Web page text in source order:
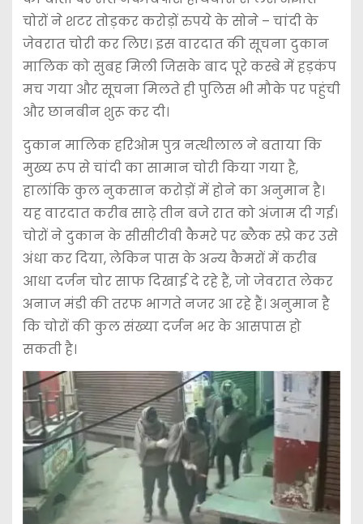
चोरों ने शटर तोड़कर करोड़ों रुपये के सोने – चांदी के
जेवरात चोरी कर लिए। इस वारदात की सूचना दुकान
मालिक को सुबह मिली जिसके बाद पूरे कस्बे में हड़कंप
मच गया और सूचना मिलते ही पुलिस भी मौके पर पहुंची
और छानबीन शुरू कर दी।
दुकान मालिक हरिओम पुत्र नत्थीलाल ने बताया कि
मुख्य रूप से चांदी का सामान चोरी किया गया है,
हालांकि कुल नुकसान करोड़ों में होने का अनुमान है।
यह वारदात करीब साढ़े तीन बजे रात को अंजाम दी गई।
चोरों ने दुकान के सीसीटीवी कैमरे पर ब्लैक स्प्रे कर उसे
अंधा कर दिया, लेकिन पास के अन्य कैमरों में करीब
आधा दर्जन चोर साफ दिखाई दे रहे हैं, जो जेवरात लेकर
अनाज मंडी की तरफ भागते नजर आ रहे हैं। अनुमान है
कि चोरों की कुल संख्या दर्जन भर के आसपास हो
सकती है।